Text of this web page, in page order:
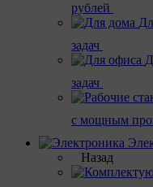
рублей
задач
задач
с мощным
Назад